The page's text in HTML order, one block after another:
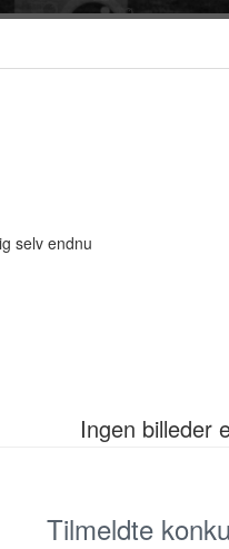
selv endnu
Ingen billeder
Tilmeldte